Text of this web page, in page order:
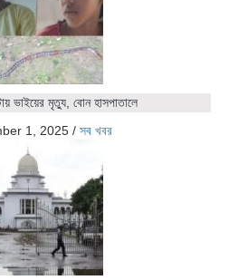
ভাইয়ের মৃত্যু, বোন হাসপাতালে
1, 2025 / সব খবর